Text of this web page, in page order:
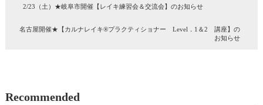
2/23（土）★岐阜市開催【レイキ練習会＆交流会】のお知らせ
名古屋開催★【カルナレイキ®プラクティショナー Level．1＆2 講座】の
お知らせ
Recommended